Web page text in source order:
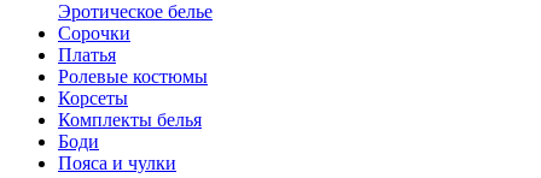
Эротическое белье
Сорочки
Платья
Ролевые костюмы
Корсеты
Комплекты белья
Боди
Пояса и чулки